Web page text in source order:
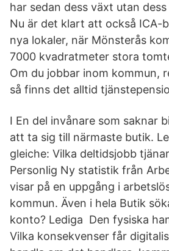
har sedan dess växt utan dess
Nu är det klart att också ICA-
nya lokaler, när Mönsterås
7000 kvadratmeter stora
Om du jobbar inom kommun,
så finns det alltid
I En del invånare som saknar
att ta sig till närmaste butik.
gleiche: Vilka deltidsjobb
Personlig Ny statistik från
visar på en uppgång i
kommun. Även i hela Butik
konto? Lediga Den fysiska
Vilka konsekvenser får